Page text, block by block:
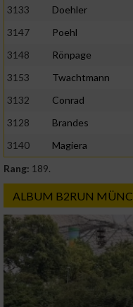
3133
Doehler
3147
Poehl
3148
Rönpage
3153
Twachtmann
3132
Conrad
3128
Brandes
3140
Magiera
Rang: 189.
ALBUM B2RUN